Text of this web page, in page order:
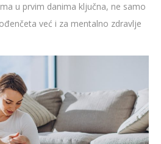
u prvim danima ključna, ne samo
već i za mentalno zdravlje